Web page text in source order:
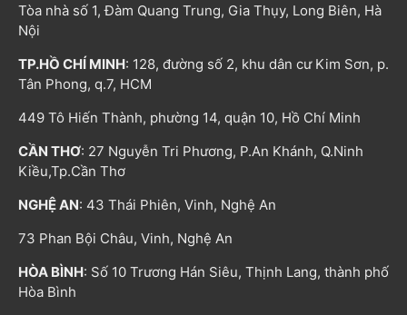
Tòa nhà số 1, Đàm Quang Trung, Gia Thụy, Long Biên, Hà
Nội
TP.HỒ CHÍ MINH: 128, đường số 2, khu dân cư Kim Sơn, p.
Tân Phong, q.7, HCM
449 Tô Hiến Thành, phường 14, quận 10, Hồ Chí Minh
CẦN THƠ: 27 Nguyễn Tri Phương, P.An Khánh, Q.Ninh
Kiều,Tp.Cần Thơ
NGHỆ AN: 43 Thái Phiên, Vinh, Nghệ An
73 Phan Bội Châu, Vinh, Nghệ An
HÒA BÌNH: Số 10 Trương Hán Siêu, Thịnh Lang, thành phố
Hòa Bình